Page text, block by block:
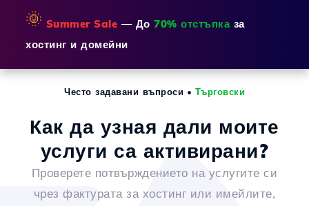
🌞 Summer Sale — До 70% отстъпказа
хостинг и домейни
Често задавани въпроси • Търговски
Как да узная дали моите
услуги са активирани?
Проверете потвърждението на услугите си
чрез фактурата за хостинг или имейлите,